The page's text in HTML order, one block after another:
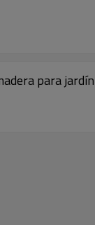
para jardín